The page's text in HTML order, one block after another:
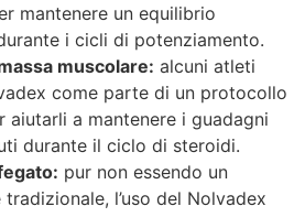
mantenere un equilibrio
i cicli di potenziamento.
muscolare: alcuni atleti
come parte di un protocollo
a mantenere i guadagni
durante il ciclo di steroidi.
pur non essendo un
l’uso del Nolvadex